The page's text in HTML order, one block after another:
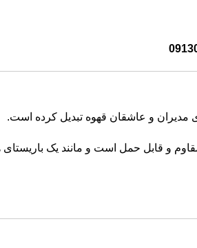
مدیران و عاشقان قهوه تبدیل کرده است.
و قابل حمل است و مانند یک باریستای